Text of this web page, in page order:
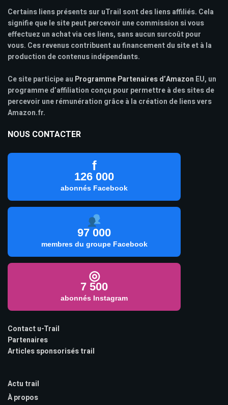
Certains liens présents sur uTrail sont des liens affiliés. Cela
signifie que le site peut percevoir une commission si vous
effectuez un achat via ces liens, sans aucun surcoût pour
vous. Ces revenus contribuent au financement du site et à la
production de contenus indépendants.
Ce site participe au Programme Partenaires d’Amazon EU, un
programme d’affiliation conçu pour permettre à des sites de
percevoir une rémunération grâce à la création de liens vers
Amazon.fr.
NOUS CONTACTER
f
126 000
abonnés Facebook
97 000
membres du groupe Facebook
◎
7 500
abonnés Instagram
Contact u-Trail
Partenaires
Articles sponsorisés trail
Actu trail
À propos